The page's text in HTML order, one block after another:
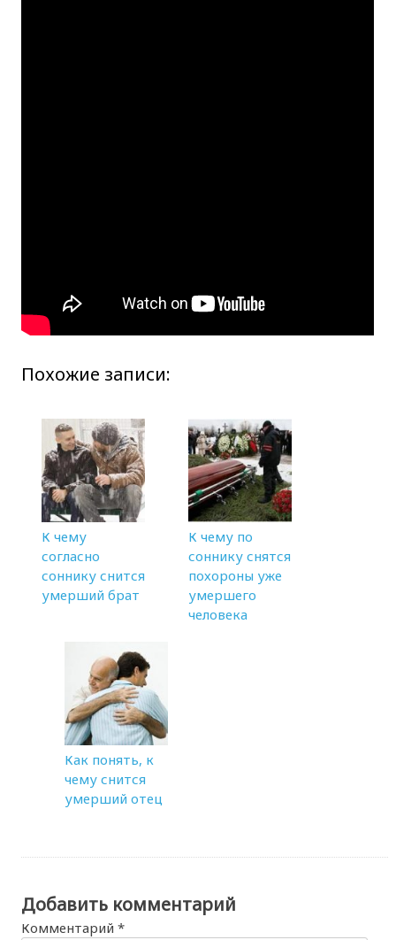
Похожие записи:
К чему
согласно
соннику снится
умерший брат
К чему по
соннику снятся
похороны уже
умершего
человека
Как понять, к
чему снится
умерший отец
Добавить комментарий
Комментарий*